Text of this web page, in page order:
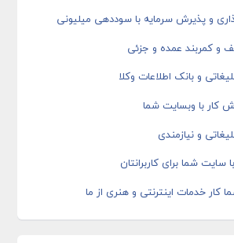
و پذیرش سرمایه با سوددهی میلیونی
و کمربند عمده و جزئی
و بانک اطلاعات وکلا
کار با وبسایت شما
و نیازمندی
سایت شما برای کاربرانتان
کار خدمات اینترنتی و هنری از ما